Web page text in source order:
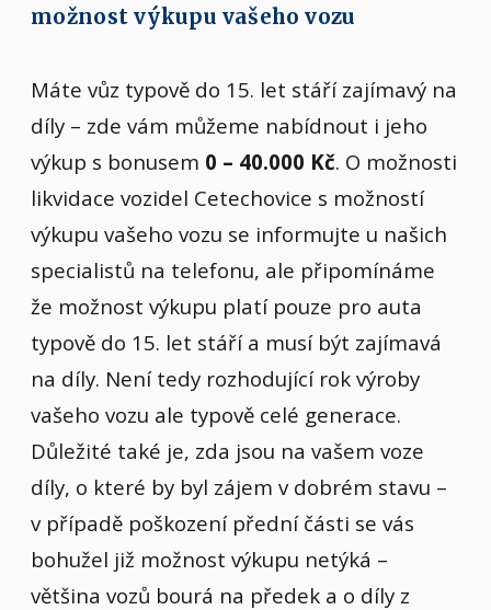
možnost výkupu vašeho vozu
Máte vůz typově do 15. let stáří zajímavý na
díly – zde vám můžeme nabídnout i jeho
výkup s bonusem 0 – 40.000 Kč. O možnosti
likvidace vozidel Cetechovice s možností
výkupu vašeho vozu se informujte u našich
specialistů na telefonu, ale připomínáme
že možnost výkupu platí pouze pro auta
typově do 15. let stáří a musí být zajímavá
na díly. Není tedy rozhodující rok výroby
vašeho vozu ale typově celé generace.
Důležité také je, zda jsou na vašem voze
díly, o které by byl zájem v dobrém stavu –
v případě poškození přední části se vás
bohužel již možnost výkupu netýká –
většina vozů bourá na předek a o díly z